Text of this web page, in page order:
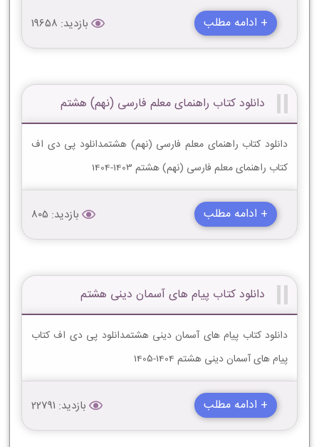
+ ادامه مطلب بازدید: 19658
دانلود کتاب راهنمای معلم فارسی (نهم) هشتم
دانلود کتاب راهنمای معلم فارسی (نهم) هشتمدانلود پی دی اف
کتاب راهنمای معلم فارسی (نهم) هشتم 1403-1404
+ ادامه مطلب بازدید: 805
دانلود کتاب پیام های آسمان دینی هشتم
دانلود کتاب پیام های آسمان دینی هشتمدانلود پی دی اف کتاب
پیام های آسمان دینی هشتم 1404-1405
+ ادامه مطلب بازدید: 22791